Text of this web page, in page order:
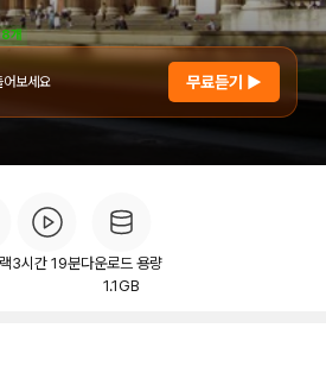
개
어보세요 무료듣기 ▶
3시간 19분다운로드 용량
1.1GB